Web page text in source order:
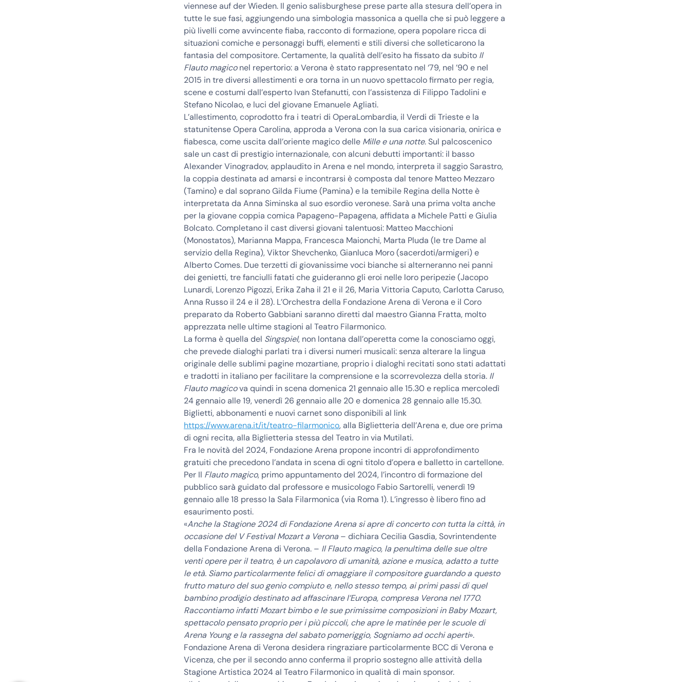
viennese auf der Wieden. Il genio salisburghese prese parte alla stesura dell’opera in
tutte le sue fasi, aggiungendo una simbologia massonica a quella che si può leggere a
più livelli come avvincente fiaba, racconto di formazione, opera popolare ricca di
situazioni comiche e personaggi buffi, elementi e stili diversi che solleticarono la
fantasia del compositore. Certamente, la qualità dell’esito ha fissato da subito Il
Flauto magiconel repertorio: a Verona è stato rappresentato nel ‘79, nel ’90 e nel
2015 in tre diversi allestimenti e ora torna in un nuovo spettacolo firmato per regia,
scene e costumi dall’esperto Ivan Stefanutti, con l’assistenza di Filippo Tadolini e
Stefano Nicolao, e luci del giovane Emanuele Agliati.
L’allestimento, coprodotto fra i teatri di OperaLombardia, il Verdi di Trieste e la
statunitense Opera Carolina, approda a Verona con la sua carica visionaria, onirica e
fiabesca, come uscita dall’oriente magico delle Mille e una notte. Sul palcoscenico
sale un cast di prestigio internazionale, con alcuni debutti importanti: il basso
Alexander Vinogradov, applaudito in Arena e nel mondo, interpreta il saggio Sarastro,
la coppia destinata ad amarsi e incontrarsi è composta dal tenore Matteo Mezzaro
(Tamino) e dal sopranoGilda Fiume(Pamina) e la temibile Regina della Notte è
interpretata da Anna Siminska al suo esordio veronese. Sarà una prima volta anche
per la giovane coppia comica Papageno-Papagena, affidata a Michele Patti eGiulia
Bolcato. Completano il cast diversi giovani talentuosi: Matteo Macchioni
(Monostatos), Marianna Mappa, Francesca Maionchi, Marta Pluda (le tre Dame al
servizio della Regina),Viktor Shevchenko,Gianluca Moro(sacerdoti/armigeri) e
Alberto Comes. Due terzetti di giovanissime voci bianche si alterneranno nei panni
dei genietti, tre fanciulli fatati che guideranno gli eroi nelle loro peripezie (Jacopo
Lunardi, Lorenzo Pigozzi, Erika Zaha il 21 e il 26, Maria Vittoria Caputo, Carlotta Caruso,
Anna Russo il 24 e il 28). L’Orchestra della Fondazione Arena di Verona e il Coro
preparato da Roberto Gabbiani saranno diretti dal maestroGianna Fratta, molto
apprezzata nelle ultime stagioni al Teatro Filarmonico.
La forma è quella del Singspiel, non lontana dall’operetta come la conosciamo oggi,
che prevede dialoghi parlati tra i diversi numeri musicali: senza alterare la lingua
originale delle sublimi pagine mozartiane, proprio i dialoghi recitati sono stati adattati
e tradotti in italiano per facilitare la comprensione e la scorrevolezza della storia. Il
Flauto magicova quindi in scena domenica 21 gennaioalle 15.30 e replica mercoledì
24 gennaioalle 19,venerdì 26 gennaioalle 20 edomenica 28 gennaioalle 15.30.
Biglietti, abbonamenti e nuovi carnet sono disponibili al link
https://www.arena.it/it/teatro-filarmonico, alla Biglietteria dell’Arena e, due ore prima
di ogni recita, alla Biglietteria stessa del Teatro in via Mutilati.
Fra le novità del 2024, Fondazione Arena propone incontri di approfondimento
gratuiti che precedono l’andata in scena di ogni titolo d’opera e balletto in cartellone.
Per Il Flauto magico, primo appuntamento del 2024, l’incontro di formazione del
pubblico sarà guidato dal professore e musicologo Fabio Sartorelli, venerdì 19
gennaio alle 18 presso la Sala Filarmonica (via Roma 1). L’ingresso è libero fino ad
esaurimento posti.
«Anche la Stagione 2024 di Fondazione Arena si apre di concerto con tutta la città, in
occasione del V Festival Mozart a Verona – dichiara Cecilia Gasdia, Sovrintendente
della Fondazione Arena di Verona. – Il Flauto magico, la penultima delle sue oltre
venti opere per il teatro, è un capolavoro di umanità, azione e musica, adatto a tutte
le età. Siamo particolarmente felici di omaggiare il compositore guardando a questo
frutto maturo del suo genio compiuto e, nello stesso tempo, ai primi passi di quel
bambino prodigio destinato ad affascinare l’Europa, compresa Verona nel 1770.
Raccontiamo infatti Mozart bimbo e le sue primissime composizioni in Baby Mozart,
spettacolo pensato proprio per i più piccoli, che apre le matinée per le scuole di
Arena Young e la rassegna del sabato pomeriggio, Sogniamo ad occhi aperti».
Fondazione Arena di Verona desidera ringraziare particolarmente BCC di Verona e
Vicenza, che per il secondo anno conferma il proprio sostegno alle attività della
Stagione Artistica 2024 al Teatro Filarmonico in qualità di main sponsor.